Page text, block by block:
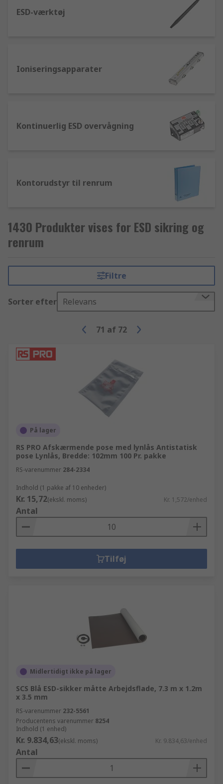
ESD-værktøj
Ioniseringsapparater
Kontinuerlig ESD overvågning
Kontorudstyr til renrum
1430 Produkter vises for ESD sikring og
renrum
Filtre
Sorter efter Relevans
71 af 72
På lager
RS PRO Afskærmende pose med lynlås Antistatisk
pose Lynlås, Bredde: 102mm 100 Pr. pakke
RS-varenummer 284-2334
Indhold (1 pakke af 10 enheder)
Kr. 15,72(ekskl. moms) Kr. 1,572/enhed
Antal
Tilføj
Midlertidigt ikke på lager
SCS Blå ESD-sikker måtte Arbejdsflade, 7.3 m x 1.2m
x 3.5 mm
RS-varenummer 232-5561
Producentens varenummer 8254
Indhold (1 enhed)
Kr. 9.834,63(ekskl. moms) Kr. 9.834,63/enhed
Antal